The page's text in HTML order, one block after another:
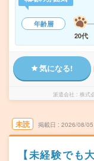
年齢層
20代
気になる!
派遣会社 株式
未読 掲載日 2026/08/05
【未経験でも